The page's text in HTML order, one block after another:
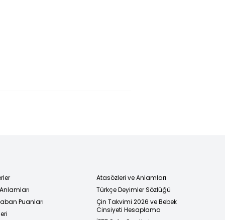
Puanları
Atasözleri ve Anlamları
Türkçe Deyimler Sözlüğü
Çin Takvimi 2026 ve Bebek
Cinsiyeti Hesaplama